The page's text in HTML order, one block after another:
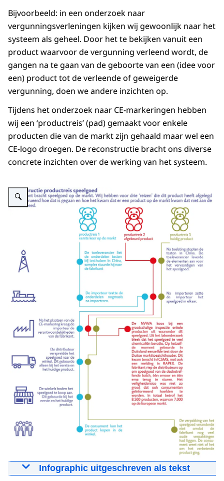
Bijvoorbeeld: in een onderzoek naar
vergunningsverleningen kijken wij gewoonlijk naar het
systeem als geheel. Door het te bekijken vanuit een
product waarvoor de vergunning verleend wordt, de
gangen na te gaan van de geboorte van een (idee voor
een) product tot de verleende of geweigerde
vergunning, doen we andere inzichten op.
Tijdens het onderzoek naar CE-markeringen hebben
wij een ‘productreis’ (pad) gemaakt voor enkele
producten die van de markt zijn gehaald maar wel een
CE-logo droegen. De reconstructie bracht ons diverse
concrete inzichten over de werking van het systeem.
Vergroot afbeelding Reconstructie van productreis speelgoed
Infographic uitgeschreven als tekst